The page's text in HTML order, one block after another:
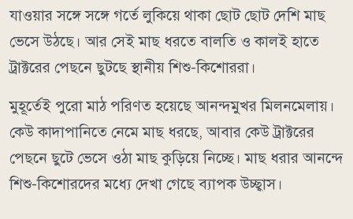
যাওয়ার সঙ্গে সঙ্গে গর্তে লুকিয়ে থাকা ছোট ছোট দেশি মাছ
ভেসে উঠছে। আর সেই মাছ ধরতে বালতি ও কালই হাতে
ট্রাক্টরের পেছনে ছুটছে স্থানীয় শিশু-কিশোররা।
মুহূর্তেই পুরো মাঠ পরিণত হয়েছে আনন্দমুখর মিলনমেলায়।
কেউ কাদাপানিতে নেমে মাছ ধরছে, আবার কেউ ট্রাক্টরের
পেছনে ছুটে ভেসে ওঠা মাছ কুড়িয়ে নিচ্ছে। মাছ ধরার আনন্দে
শিশু-কিশোরদের মধ্যে দেখা গেছে ব্যাপক উচ্ছ্বাস।